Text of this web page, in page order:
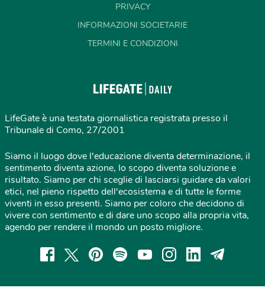
PRIVACY
INFORMAZIONI SOCIETARIE
TERMINI E CONDIZIONI
LifeGate è una testata giornalistica registrata presso il
Tribunale di Como, 27/2001
Siamo il luogo dove l'educazione diventa determinazione, il
sentimento diventa azione, lo scopo diventa soluzione e
risultato. Siamo per chi sceglie di lasciarsi guidare da valori
etici, nel pieno rispetto dell'ecosistema e di tutte le forme
viventi in esso presenti. Siamo per coloro che decidono di
vivere con sentimento e di dare uno scopo alla propria vita,
agendo per rendere il mondo un posto migliore.